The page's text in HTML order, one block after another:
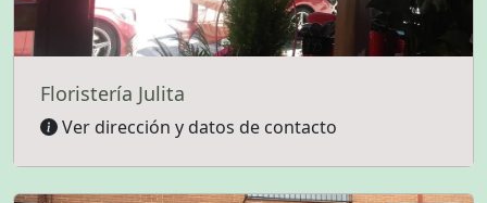
Floristería Julita
Ver dirección y datos de contacto